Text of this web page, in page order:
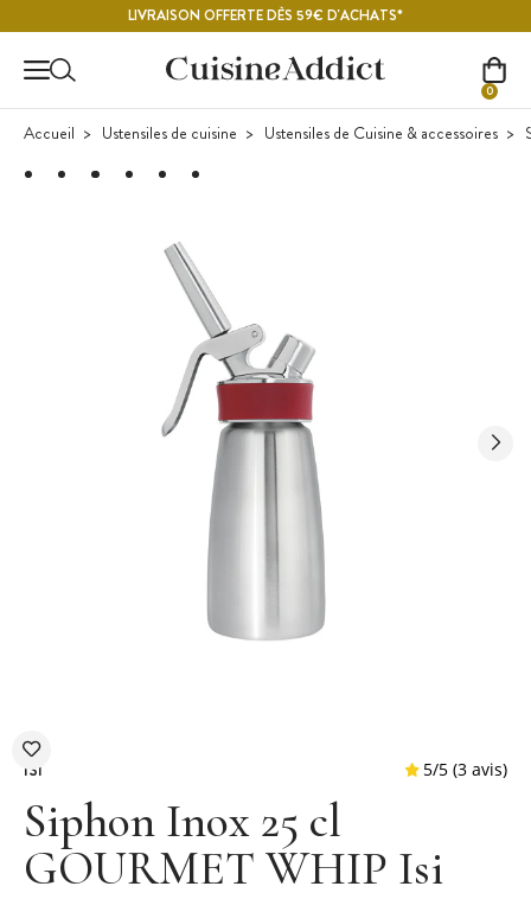
LIVRAISON OFFERTE DÈS 59€ D'ACHATS*
0
Accueil Ustensiles de cuisine Ustensiles de Cuisine & accessoires
ISI
Siphon Inox 25 cl
GOURMET WHIP Isi